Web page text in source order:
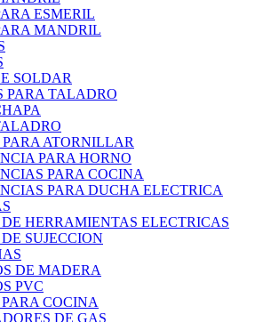
ESMERIL
MANDRIL
SOLDAR
PARA TALADRO
ATORNILLAR
PARA HORNO
PARA COCINA
PARA DUCHA ELECTRICA
DE HERRAMIENTAS ELECTRICAS
SUJECCION
DE MADERA
PVC
COCINA
DE GAS